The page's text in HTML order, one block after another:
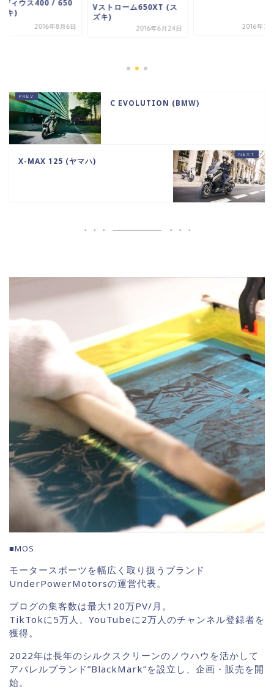
ディウス400 / 650
キ)
2016年8月6日
Vストローム650XT (ス
ズキ)
2016年6月24日 2016年7
C EVOLUTION (BMW)
X-MAX 125 (ヤマハ)
■MOS
モータースポーツを幅広く取り扱うブランド
UnderPowerMotorsの運営代表。
ブログの集客数は最大120万PV/月。
TikTokに5万人、YouTubeに2万人のチャンネル登録者を
獲得。
2022年は長年のシルクスクリーンのノウハウを活かして
アパレルブランド”BlackMark”を設立し、企画・販売を開
始。